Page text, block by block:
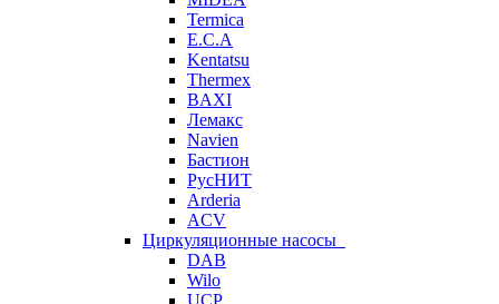
Termica
E.C.A
Kentatsu
Thermex
BAXI
Лемакс
Navien
Бастион
РусНИТ
Arderia
ACV
Циркуляционные насосы
DAB
Wilo
UCP